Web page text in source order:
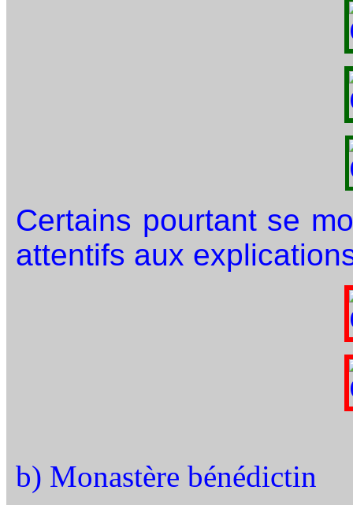
Certains pourtant se
attentifs aux
b) Monastère bénédictin